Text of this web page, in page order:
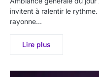
invitent à ralentir le
rayonne…
Lire plus